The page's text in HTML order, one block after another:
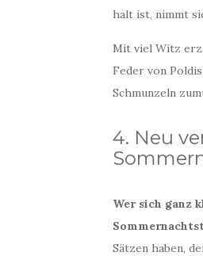
halt ist, nimmt
Mit viel Witz
Feder von
Schmunzeln
4. Neu
Wer sich ganz
Sätzen haben,